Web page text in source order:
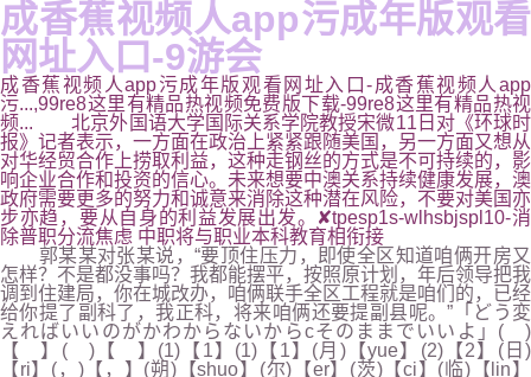
成香蕉视频人app污成年版观看
网址入口-9游会
成香蕉视频人app污成年版观看网址入口-成香蕉视频人app
污...,99re8这里有精品热视频免费版下载-99re8这里有精品热视
频... 北京外国语大学国际关系学院教授宋微11日对《环球时
报》记者表示，一方面在政治上紧紧跟随美国，另一方面又想从
对华经贸合作上捞取利益，这种走钢丝的方式是不可持续的，影
响企业合作和投资的信心。未来想要中澳关系持续健康发展，澳
政府需要更多的努力和诚意来消除这种潜在风险，不要对美国亦
步亦趋，要从自身的利益发展出发。✘tpesp1s-wlhsbjspl10-消
除普职分流焦虑 中职将与职业本科教育相衔接
郭某某对张某说，“要顶住压力，即使全区知道咱俩开房又
怎样？不是都没事吗？我都能摆平，按照原计划，年后领导把我
调到住建局，你在城改办，咱俩联手全区工程就是咱们的，已经
给你提了副科了，我正科，将来咱俩还要提副县呢。”「どう変
えればいいのがかわからないからcそのままでいいよ」( )
【 】( )【 】(1)【1】(1)【1】(月)【yue】(2)【2】(日)
【ri】(，)【，】(朔)【shuo】(尔)【er】(茨)【ci】(临)【lin】